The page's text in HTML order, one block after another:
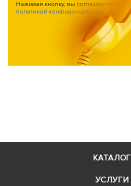
Нажимая кнопку, вы соглашаетесь с
политикой конфиденциальности
КАТАЛОГ
УСЛУГИ